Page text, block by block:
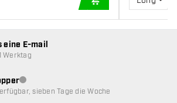
IN DEN
eine E-mail
Werktag
Kundenservice nicht verfügbar
sieben Tage die Woche